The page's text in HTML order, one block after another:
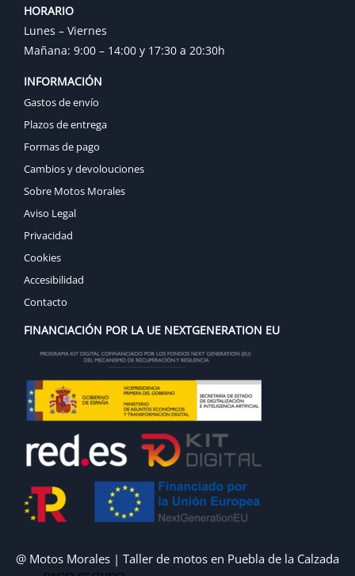
HORARIO
Lunes – Viernes
Mañana: 9:00 – 14:00 y 17:30 a 20:30h
INFORMACIÓN
Gastos de envío
Plazos de entrega
Formas de pago
Cambios y devolouciones
Sobre Motos Morales
Aviso Legal
Privacidad
Cookies
Accesibilidad
Contacto
FINANCIACIÓN POR LA UE NEXTGENERATION EU
@ Motos Morales | Taller de motos en Puebla de la Calzada